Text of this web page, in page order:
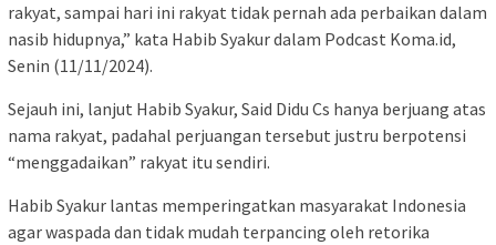
rakyat, sampai hari ini rakyat tidak pernah ada perbaikan dalam
nasib hidupnya,” kata Habib Syakur dalam Podcast Koma.id,
Senin (11/11/2024).
Sejauh ini, lanjut Habib Syakur, Said Didu Cs hanya berjuang atas
nama rakyat, padahal perjuangan tersebut justru berpotensi
“menggadaikan” rakyat itu sendiri.
Habib Syakur lantas memperingatkan masyarakat Indonesia
agar waspada dan tidak mudah terpancing oleh retorika